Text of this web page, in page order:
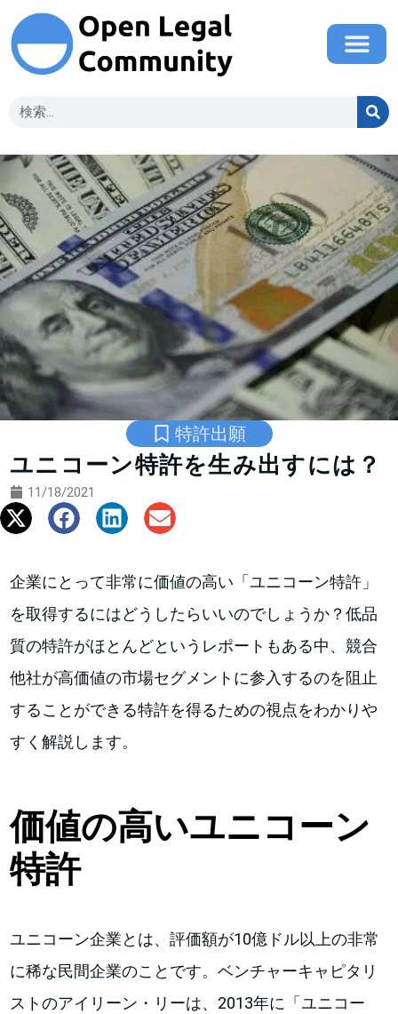
特許出願
ユニコーン特許を生み出すには？
11/18/2021
企業にとって非常に価値の高い「ユニコーン特許」
を取得するにはどうしたらいいのでしょうか？低品
質の特許がほとんどというレポートもある中、競合
他社が高価値の市場セグメントに参入するのを阻止
することができる特許を得るための視点をわかりや
すく解説します。
価値の高いユニコーン
特許
ユニコーン企業とは、評価額が10億ドル以上の非常
に稀な民間企業のことです。ベンチャーキャピタリ
ストのアイリーン・リーは、2013年に「ユニコー